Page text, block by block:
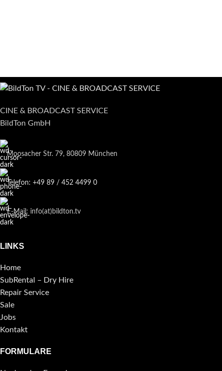
CINE & BROADCAST SERVICE
BildTon GmbH
Moosacher Str. 79, 80809 München
Telefon: +49 89 / 452 4499 0
E-Mail: info(at)bildton.tv
LINKS
Home
SubRental – Dry Hire
Repair Service
Sale
Jobs
Kontakt
FORMULARE